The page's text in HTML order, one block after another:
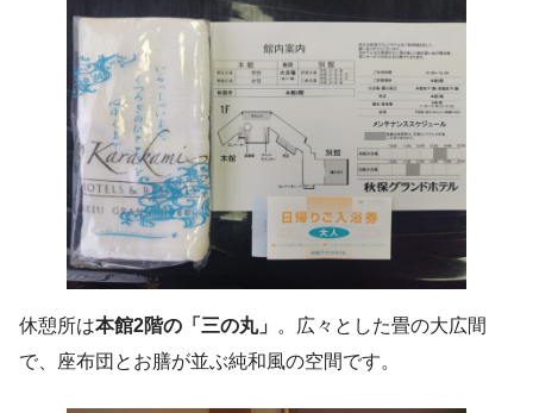
休憩所は本館2階の「三の丸」 。広々とした畳の大広間
で、座布団とお膳が並ぶ純和風の空間です。